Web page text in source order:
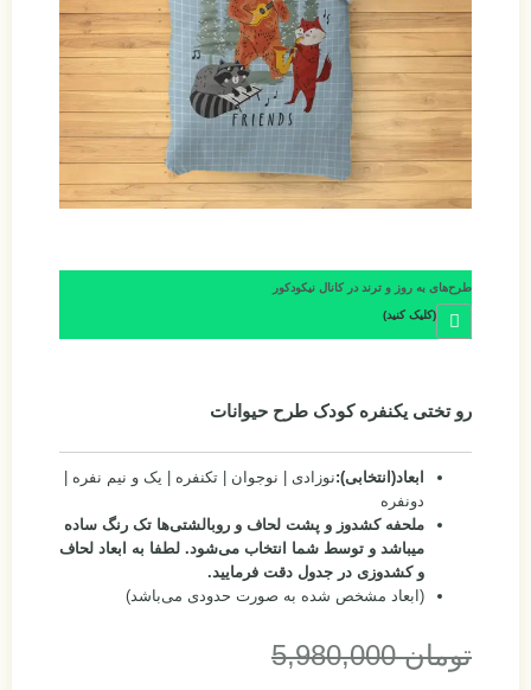
طرح‌های به روز و ترند در کانال نیکودکور
(کلیک کنید)
رو تختی یکنفره کودک طرح حیوانات
ابعاد(انتخابی):نوزادی | نوجوان | تکنفره | یک و نیم نفره |
دونفره
ملحفه کشدوز و پشت لحاف و روبالشتی‌ها تک رنگ ساده
میباشد و توسط شما انتخاب می‌شود. لطفا به ابعاد لحاف
و کشدوزی در جدول دقت فرمایید.
(ابعاد مشخص شده به صورت حدودی می‌باشد)
تومان5,980,000